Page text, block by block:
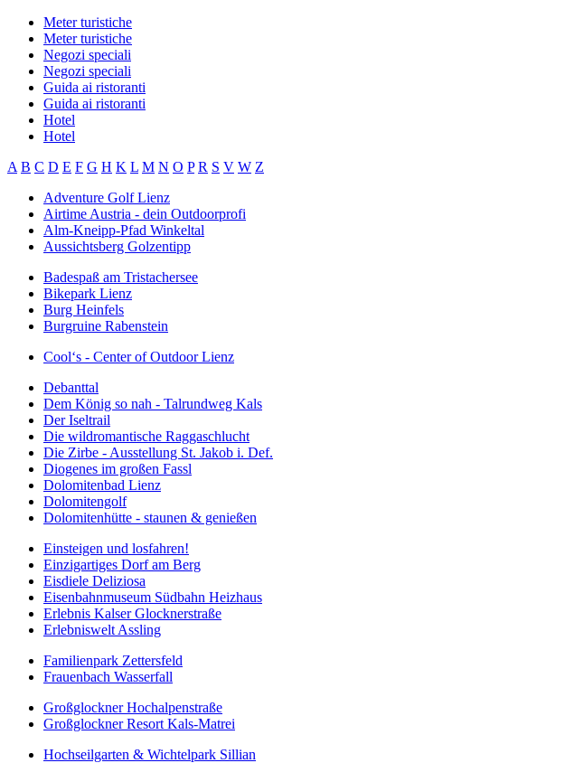
Meter turistiche
Meter turistiche
Negozi speciali
Negozi speciali
Guida ai ristoranti
Guida ai ristoranti
Hotel
Hotel
A B C D E F G H K L M N O P R S V W Z
Adventure Golf Lienz
Airtime Austria - dein Outdoorprofi
Alm-Kneipp-Pfad Winkeltal
Aussichtsberg Golzentipp
Badespaß am Tristachersee
Bikepark Lienz
Burg Heinfels
Burgruine Rabenstein
Cool‘s - Center of Outdoor Lienz
Debanttal
Dem König so nah - Talrundweg Kals
Der Iseltrail
Die wildromantische Raggaschlucht
Die Zirbe - Ausstellung St. Jakob i. Def.
Diogenes im großen Fassl
Dolomitenbad Lienz
Dolomitengolf
Dolomitenhütte - staunen & genießen
Einsteigen und losfahren!
Einzigartiges Dorf am Berg
Eisdiele Deliziosa
Eisenbahnmuseum Südbahn Heizhaus
Erlebnis Kalser Glocknerstraße
Erlebniswelt Assling
Familienpark Zettersfeld
Frauenbach Wasserfall
Großglockner Hochalpenstraße
Großglockner Resort Kals-Matrei
Hochseilgarten & Wichtelpark Sillian